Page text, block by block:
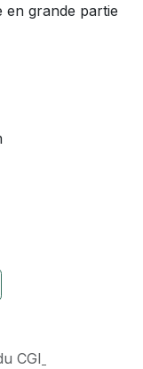
en grande partie
CGI